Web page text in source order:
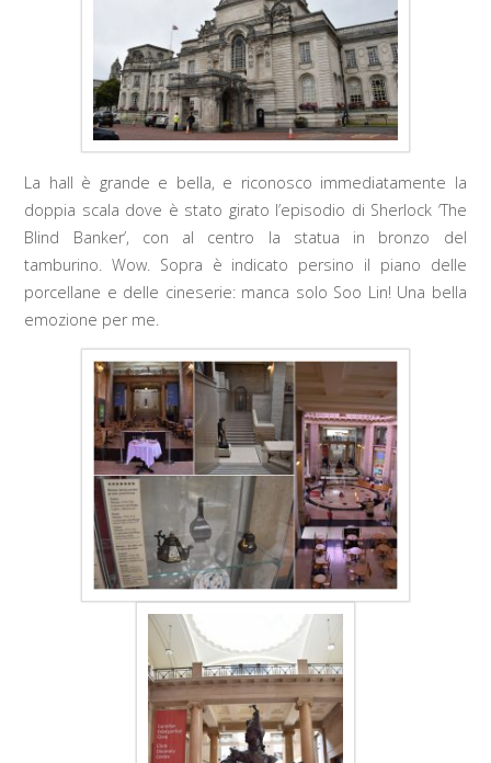
La hall è grande e bella, e riconosco immediatamente la
doppia scala dove è stato girato l’episodio di Sherlock ‘The
Blind Banker’, con al centro la statua in bronzo del
tamburino. Wow. Sopra è indicato persino il piano delle
porcellane e delle cineserie: manca solo Soo Lin! Una bella
emozione per me.